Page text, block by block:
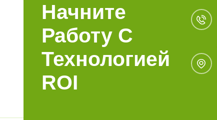
Начните
Работу С
Технологией
ROI